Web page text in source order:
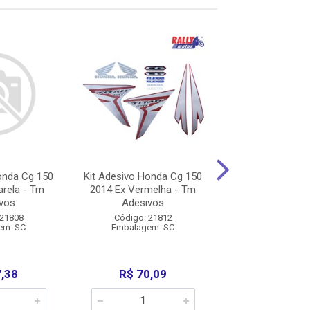
Cg 150
- Tm
SC
Kit Adesivo Honda Cg 150
2014 Ex Vermelha - Tm
Adesivos
Código: 21812
Embalagem: SC
R$ 70,09